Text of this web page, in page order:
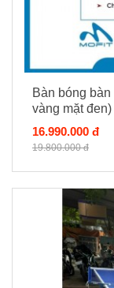
Bàn bóng
vàng mặt đen)
16.990.000 đ
19.800.000 đ